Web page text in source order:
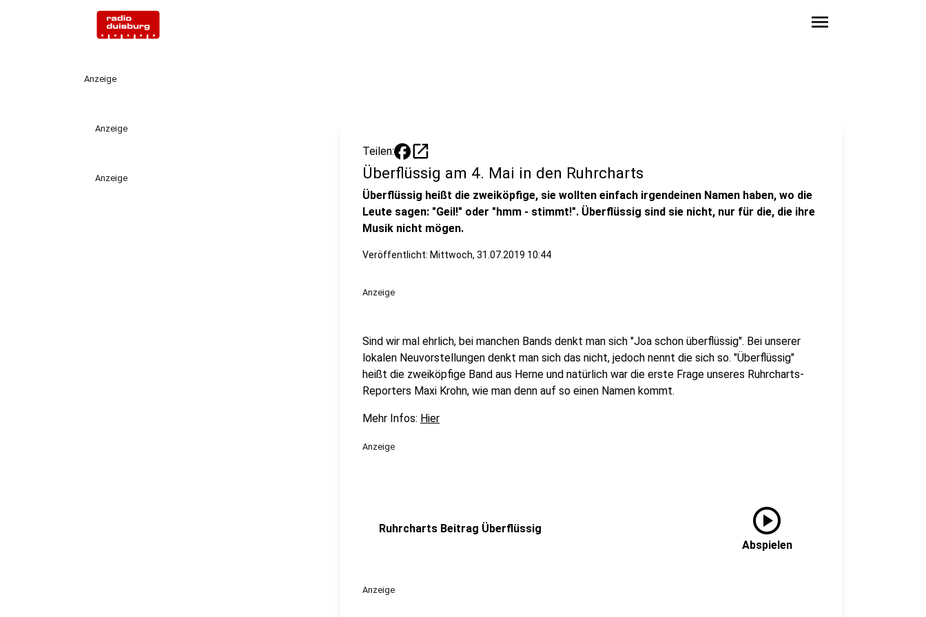
menu
Anzeige
Anzeige
Anzeige
Teilen: open_in_new
Überflüssig am 4. Mai in den Ruhrcharts
Überflüssig heißt die zweiköpfige, sie wollten einfach irgendeinen Namen haben, wo die
Leute sagen: "Geil!" oder "hmm - stimmt!". Überflüssig sind sie nicht, nur für die, die ihre
Musik nicht mögen.
Veröffentlicht: Mittwoch, 31.07.2019 10:44
Anzeige
Sind wir mal ehrlich, bei manchen Bands denkt man sich "Joa schon überflüssig". Bei unserer
lokalen Neuvorstellungen denkt man sich das nicht, jedoch nennt die sich so. "Überflüssig"
heißt die zweiköpfige Band aus Herne und natürlich war die erste Frage unseres Ruhrcharts-
Reporters Maxi Krohn, wie man denn auf so einen Namen kommt.
Mehr Infos: Hier
Anzeige
Ruhrcharts Beitrag Überflüssig play_circle
Abspielen
Anzeige